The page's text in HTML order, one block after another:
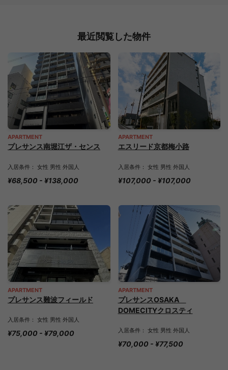
最近閲覧した物件
APARTMENT
プレサンス南堀江ザ・センス
入居条件： 女性 男性 外国人
¥68,500 - ¥138,000
APARTMENT
エスリード京都梅小路
入居条件： 女性 男性 外国人
¥107,000 - ¥107,000
APARTMENT
プレサンス難波フィールド
入居条件： 女性 男性 外国人
¥75,000 - ¥79,000
APARTMENT
プレサンスOSAKA
DOMECITYクロスティ
入居条件： 女性 男性 外国人
¥70,000 - ¥77,500